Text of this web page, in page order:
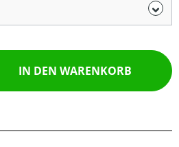
den gewünschten
IN DEN WARENKORB